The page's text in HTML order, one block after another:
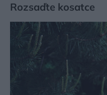
Rozsaďte kosatce